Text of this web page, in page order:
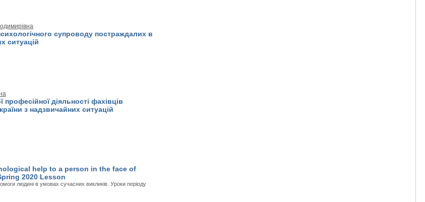
супроводу постраждалих в
ситуацій
професійної діяльності фахівців
з надзвичайних ситуацій
help to a person in the face of
2020 Lesson
людині в умовах сучасних викликів. Уроки періоду